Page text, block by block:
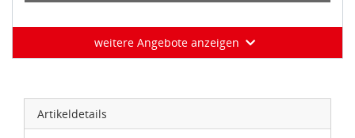
weitere Angebote anzeigen
Artikeldetails